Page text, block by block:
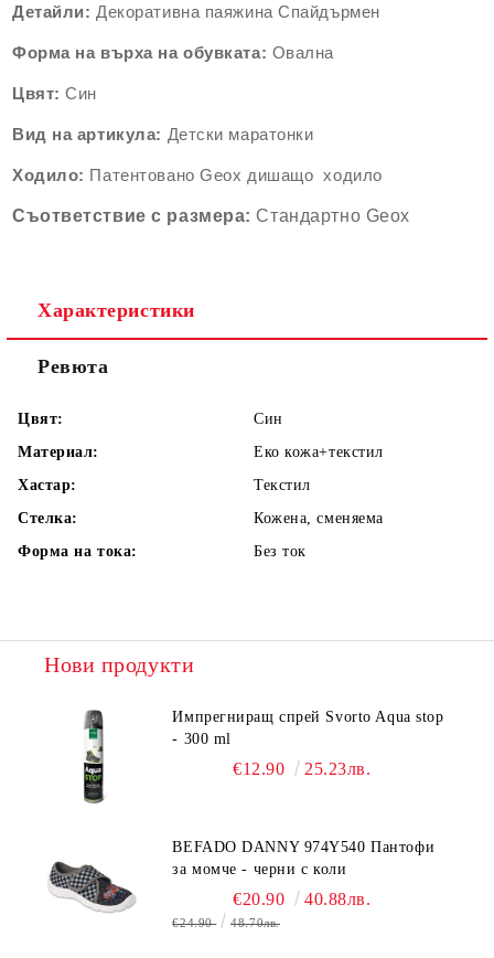
Детайли:Декоративна паяжина Спайдърмен
Форма на върха на обувката: Овална
Цвят:Син
Вид на артикула: Детски маратонки
Ходило: Патентовано Geox дишащо ходило
Съответствие с размера: Стандартно Geox
Характеристики
Ревюта
Цвят:
Син
Материал:
Еко кожа+текстил
Хастар:
Текстил
Стелка:
Кожена, сменяема
Форма на тока:
Без ток
Нови продукти
Импрегниращ спрей Svorto Aqua stop
- 300 ml
€12.90 25.23лв.
BEFADO DANNY 974Y540 Пантофи
за момче - черни с коли
€20.90 40.88лв.
€24.90 48.70лв.